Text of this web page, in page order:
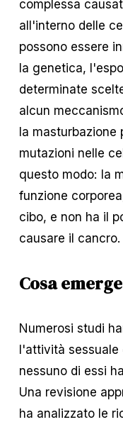
complessa
all'interno delle
possono essere
la genetica,
determinate
alcun
la masturbazione
mutazioni nelle
questo modo: la
funzione
cibo, e non ha il
causare il cancro.
Cosa
Numerosi studi
l'attività sessuale
nessuno di essi
Una revisione
ha analizzato le